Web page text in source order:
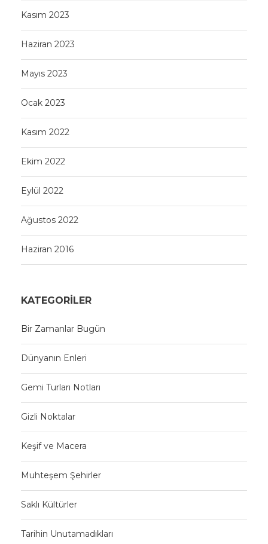
Kasım 2023
Haziran 2023
Mayıs 2023
Ocak 2023
Kasım 2022
Ekim 2022
Eylül 2022
Ağustos 2022
Haziran 2016
KATEGORILER
Bir Zamanlar Bugün
Dünyanın Enleri
Gemi Turları Notları
Gizli Noktalar
Keşif ve Macera
Muhteşem Şehirler
Saklı Kültürler
Tarihin Unutamadıkları